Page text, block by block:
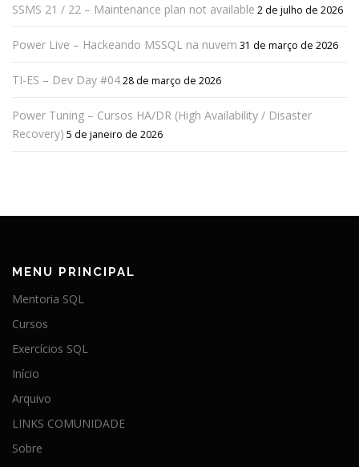
SSMS 21 / 22 – Maintenance plan not available 2 de julho de 2026
Power Live – Hackeando MSSQL na nuvem 31 de março de 2026
TI-ES – Dev Day #0428 de março de 2026
Power Tuning – Cursos HA/DR (High Availability / Disaster
Recovery) 5 de janeiro de 2026
MENU PRINCIPAL
Mentoria SQL
Cursos
Exercícios SQL
Início
Arquivo
LINKS COMUNIDADE
Sobre